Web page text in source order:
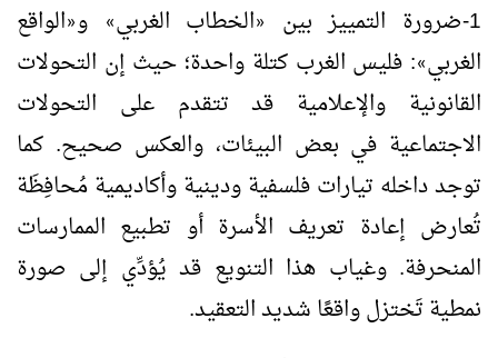
1-ضرورة التمييز بين
«الخطاب الغربي» و«الواقع
الغربي»: فليس الغرب كتلة واحدة؛ حيث إن التحولات
القانونية والإعلامية قد تتقدم على التحولات
الاجتماعية في بعض البيئات، والعكس صحيح. كما
توجد داخله تيارات فلسفية ودينية وأكاديمية مُحافِظَة
تُعارض إعادة تعريف الأسرة أو تطبيع الممارسات
المنحرفة. وغياب هذا التنويع قد يُؤدِّي إلى صورة
نمطية تَختزل واقعًا شديد التعقيد.